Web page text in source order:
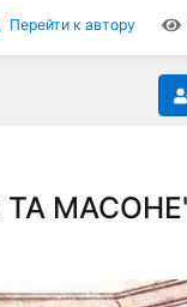
Перейти к автору
ТА